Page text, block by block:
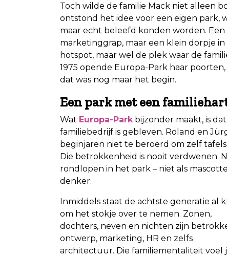
Toch wilde de familie Mack niet alleen
ontstond het idee voor een eigen
maar echt beleefd konden worden.
marketinggrap, maar een klein dorpje
hotspot, maar wel de plek waar de
1975 opende Europa-Park haar
dat was nog maar het begin.
Een park met een
Wat Europa-Park bijzonder maakt, is
familiebedrijf is gebleven. Roland en
beginjaren niet te beroerd om zelf
Die betrokkenheid is nooit verdwenen.
rondlopen in het park – niet als
denker.
Inmiddels staat de achtste generatie al
om het stokje over te nemen. Zonen,
dochters, neven en nichten zijn
ontwerp, marketing, HR en zelfs
architectuur. Die familiementaliteit voel